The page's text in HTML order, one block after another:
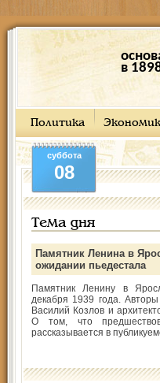
в
Политика
суббота
08
Тема дня
Памятник Ленина в
ожидании пьедестала
Памятник Ленину в
декабря 1939 года.
Василий Козлов и
О том, что
рассказывается в